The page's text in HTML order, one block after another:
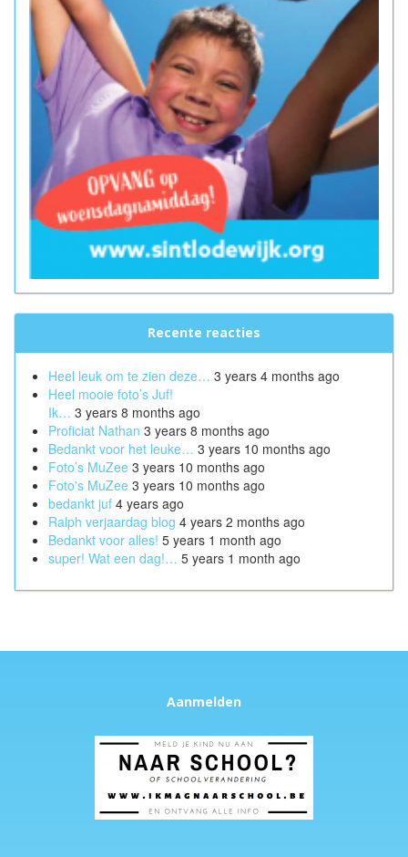
Recente reacties
Heel leuk om te zien deze… 3 years 4 months ago
Heel mooie foto’s Juf!
Ik… 3 years 8 months ago
Proficiat Nathan 3 years 8 months ago
Bedankt voor het leuke… 3 years 10 months ago
Foto’s MuZee 3 years 10 months ago
Foto's MuZee 3 years 10 months ago
bedankt juf 4 years ago
Ralph verjaardag blog 4 years 2 months ago
Bedankt voor alles! 5 years 1 month ago
super! Wat een dag!… 5 years 1 month ago
Aanmelden